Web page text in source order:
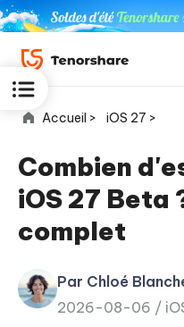
for iOS
PDNob
PDF
New
Accueil > iOS 27 >
Combien
iOS 27 Beta
complet
Par Chloé
2026-08-06 /